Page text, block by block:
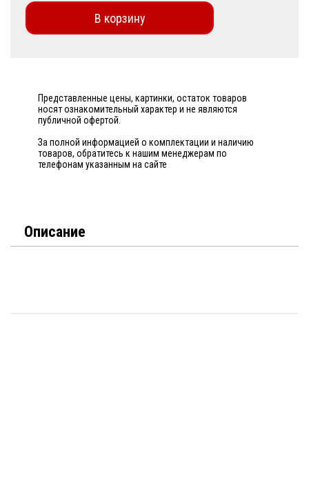
Представленные цены, картинки, остаток товаров
носят ознакомительный характер и не являются
публичной офертой.
За полной информацией о комплектации и наличию
товаров, обратитесь к нашим менеджерам по
телефонам указанным на сайте
В корзину
Описание